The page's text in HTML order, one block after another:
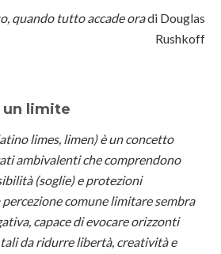
quando tutto accade oradi Douglas
Rushkoff
un limite
limes, limen) è un concetto
ambivalenti che comprendono
(soglie) e protezioni
comune limitare sembra
capace di evocare orizzonti
da ridurre libertà, creatività e